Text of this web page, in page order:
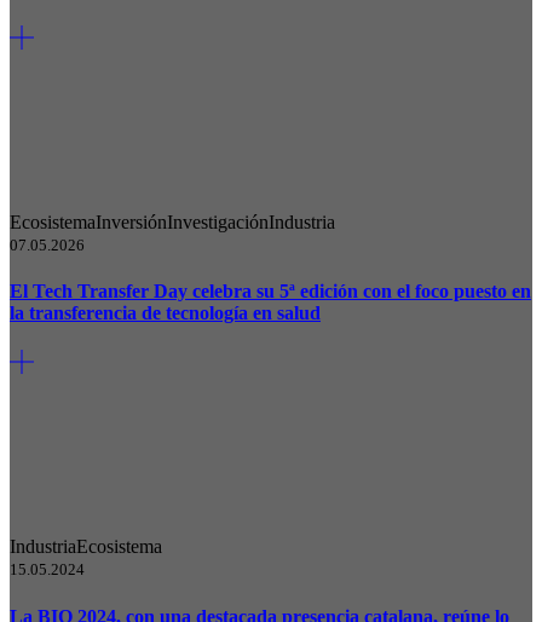
EcosistemaInversiónInvestigaciónIndustria
07.05.2026
El Tech Transfer Day celebra su 5ª edición con el foco puesto en
la transferencia de tecnología en salud
IndustriaEcosistema
15.05.2024
La BIO 2024, con una destacada presencia catalana, reúne lo